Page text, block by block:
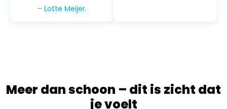
– Lotte Meijer.
Meer dan schoon – dit is zicht dat
je voelt